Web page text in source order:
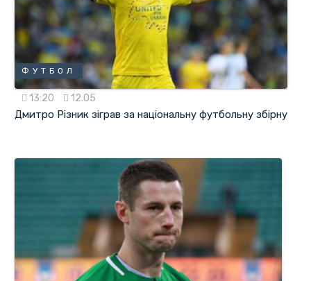
ФУТБОЛ
13:20 12.05
Дмитро Різник зіграв за національну футбольну збірну